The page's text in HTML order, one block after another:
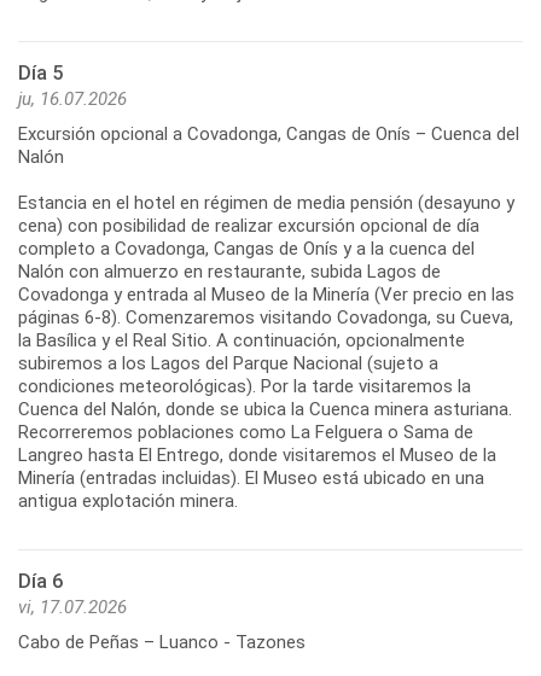
Día 5
ju, 16.07.2026
Excursión opcional a Covadonga, Cangas de Onís – Cuenca del
Nalón
Estancia en el hotel en régimen de media pensión (desayuno y
cena) con posibilidad de realizar excursión opcional de día
completo a Covadonga, Cangas de Onís y a la cuenca del
Nalón con almuerzo en restaurante, subida Lagos de
Covadonga y entrada al Museo de la Minería (Ver precio en las
páginas 6-8). Comenzaremos visitando Covadonga, su Cueva,
la Basílica y el Real Sitio. A continuación, opcionalmente
subiremos a los Lagos del Parque Nacional (sujeto a
condiciones meteorológicas). Por la tarde visitaremos la
Cuenca del Nalón, donde se ubica la Cuenca minera asturiana.
Recorreremos poblaciones como La Felguera o Sama de
Langreo hasta El Entrego, donde visitaremos el Museo de la
Minería (entradas incluidas). El Museo está ubicado en una
antigua explotación minera.
Día 6
vi, 17.07.2026
Cabo de Peñas – Luanco - Tazones